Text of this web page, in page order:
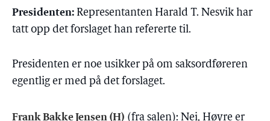
Presidenten: Representanten Harald T. Nesvik har
tatt opp det forslaget han refererte til.
Presidenten er noe usikker på om saksordføreren
egentlig er med på det forslaget.
Frank Bakke Jensen (H) (fra salen): Nei, Høyre er